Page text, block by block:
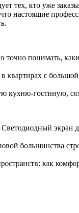
тех, кто уже
настоящие
точно понимать,
квартирах с
кухню-гостиную,
Светодиодный экран
большинства
как